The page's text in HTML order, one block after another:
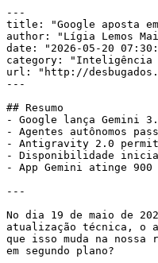
---
title: "Google aposta
author: "Lígia Lemos
date: "2026-05-20
category:
url: "http://
---
## Resumo
- Google lança Gemini
- Agentes autônomos
- Antigravity 2.0
- Disponibilidade inicial
- App Gemini atinge
---
No dia 19 de maio de
atualização técnica, o
que isso muda na
em segundo plano?